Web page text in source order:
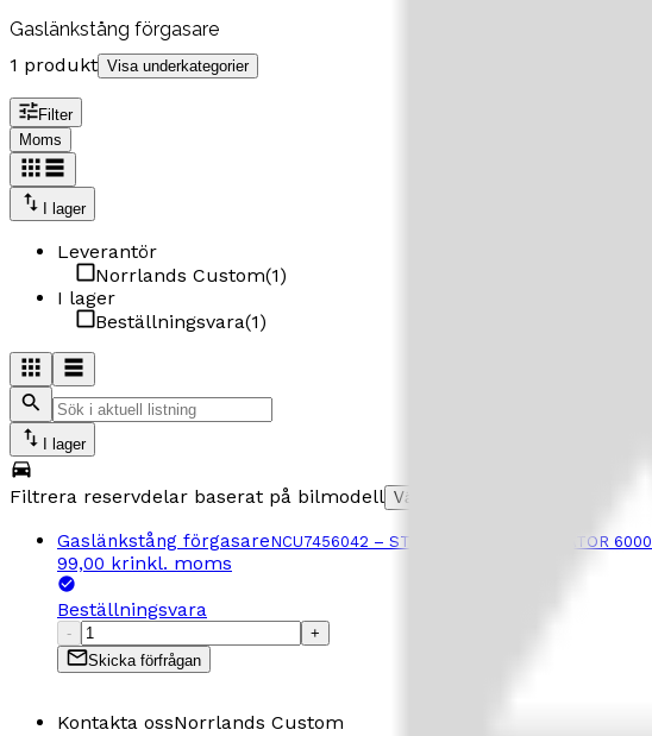
Gaslänkstång förgasare
1 produkt Visa underkategorier
Filter
Moms
I lager
Leverantör
Norrlands Custom(1)
I lager
Beställningsvara(1)
I lager
Filtrera reservdelar baserat på bilmodell Välj bilmodell
Gaslänkstång förgasareNCU7456042 – STAG ACC.PUMP PREDATOR 6000
99,00 krinkl. moms
Beställningsvara
-
+
Skicka förfrågan
Kontakta ossNorrlands Custom